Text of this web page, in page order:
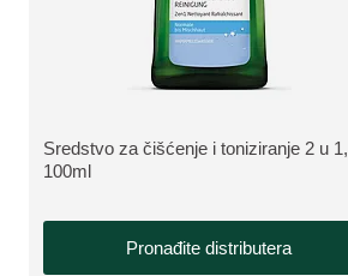
VIŠE INFORMACIJA:
Sredstvo za čišćenje i toniziranje 2 u 1,
100ml
Pronađite distributera